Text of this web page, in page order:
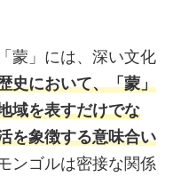
蒙」には、深い文化
史において、「蒙」
域を表すだけでな
を象徴する意味合い
ンゴルは密接な関係